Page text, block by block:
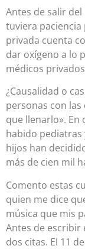
Antes de salir
tuviera
privada cuenta
dar oxígeno a lo
médicos
¿Causalidad o
personas con
que llenarlo». En
habido pediatras
hijos han
más de cien mil
Comento estas
quien me dice
música que mis
Antes de
dos citas. El 11